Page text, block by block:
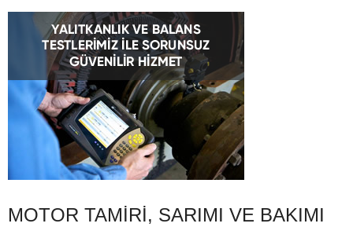
MOTOR TAMIRI, SARIMI VE BAKIMI